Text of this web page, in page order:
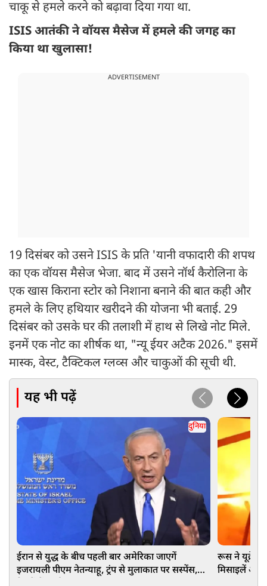
चाकू से हमले करने को बढ़ावा दिया गया था.
ISIS आतंकी ने वॉयस मैसेज में हमले की जगह का
किया था खुलासा!
ADVERTISEMENT
19 दिसंबर को उसने ISIS के प्रति 'यानी वफादारी की शपथ
का एक वॉयस मैसेज भेजा. बाद में उसने नॉर्थ कैरोलिना के
एक खास किराना स्टोर को निशाना बनाने की बात कही और
हमले के लिए हथियार खरीदने की योजना भी बताई. 29
दिसंबर को उसके घर की तलाशी में हाथ से लिखे नोट मिले.
इनमें एक नोट का शीर्षक था, "न्यू ईयर अटैक 2026." इसमें
मास्क, वेस्ट, टैक्टिकल ग्लव्स और चाकुओं की सूची थी.
यह भी पढ़ें
दुनिया
ईरान से युद्ध के बीच पहली बार अमेरिका जाएगें
इजरायली पीएम नेतन्याहू, ट्रंप से मुलाकात पर सस्पेंस,
रूस ने यूक्रेन
मिसाइलें और